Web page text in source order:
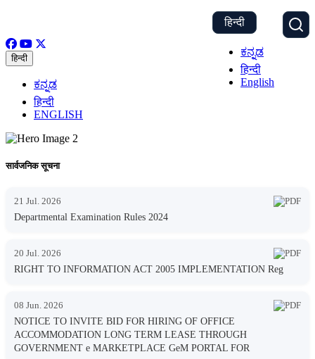
हिन्दी
ಕನ್ನಡ
हिन्दी
English
हिन्दी
ಕನ್ನಡ
हिन्दी
ENGLISH
सार्वजनिक सूचना
21 Jul. 2026
Departmental Examination Rules 2024
20 Jul. 2026
RIGHT TO INFORMATION ACT 2005 IMPLEMENTATION Reg
08 Jun. 2026
NOTICE TO INVITE BID FOR HIRING OF OFFICE
ACCOMMODATION LONG TERM LEASE THROUGH
GOVERNMENT e MARKETPLACE GeM PORTAL FOR